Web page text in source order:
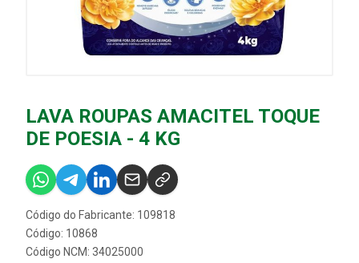
LAVA ROUPAS AMACITEL TOQUE
DE POESIA - 4 KG
Código do Fabricante: 109818
Código: 10868
Código NCM: 34025000